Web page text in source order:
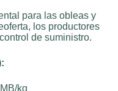
para las obleas y
los productores
de suministro.
kg